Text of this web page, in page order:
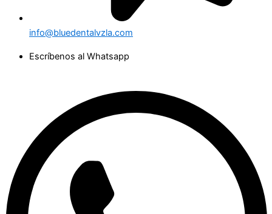
info@bluedentalvzla.com
Escríbenos al Whatsapp